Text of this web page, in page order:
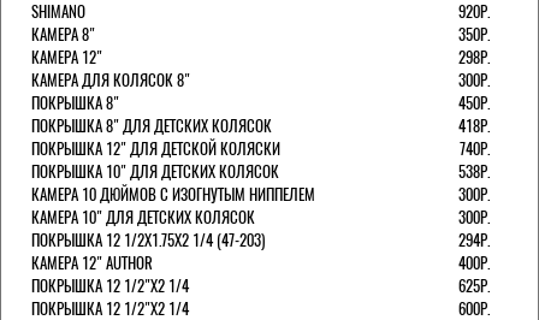
SHIMANO
920Р.
КАМЕРА 8"
350Р.
КАМЕРА 12"
298Р.
КАМЕРА ДЛЯ КОЛЯСОК 8"
300Р.
ПОКРЫШКА 8"
450Р.
ПОКРЫШКА 8" ДЛЯ ДЕТСКИХ КОЛЯСОК
418Р.
ПОКРЫШКА 12" ДЛЯ ДЕТСКОЙ КОЛЯСКИ
740Р.
ПОКРЫШКА 10" ДЛЯ ДЕТСКИХ КОЛЯСОК
538Р.
КАМЕРА 10 ДЮЙМОВ С ИЗОГНУТЫМ НИППЕЛЕМ
300Р.
КАМЕРА 10" ДЛЯ ДЕТСКИХ КОЛЯСОК
300Р.
ПОКРЫШКА 12 1/2X1.75X2 1/4 (47-203)
294Р.
КАМЕРА 12" AUTHOR
400Р.
ПОКРЫШКА 12 1/2"Х2 1/4
625Р.
ПОКРЫШКА 12 1/2"Х2 1/4
600Р.